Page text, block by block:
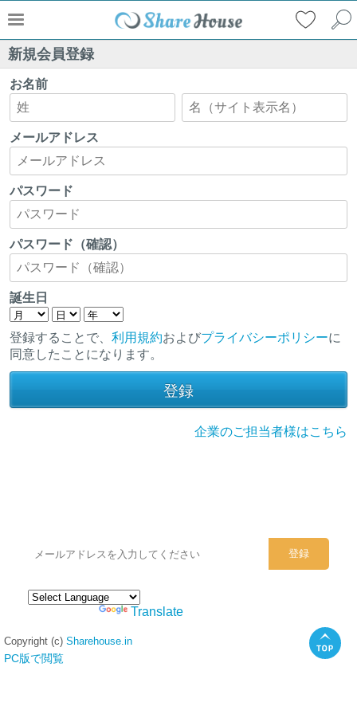
新規会員登録
お名前
メールアドレス
パスワード
パスワード（確認）
誕生日
登録することで、 利用規約およびプライバシーポリシーに
同意したことになります。
企業のご担当者様はこちら
Translate
Copyright (c) Sharehouse.in
PC版で閲覧